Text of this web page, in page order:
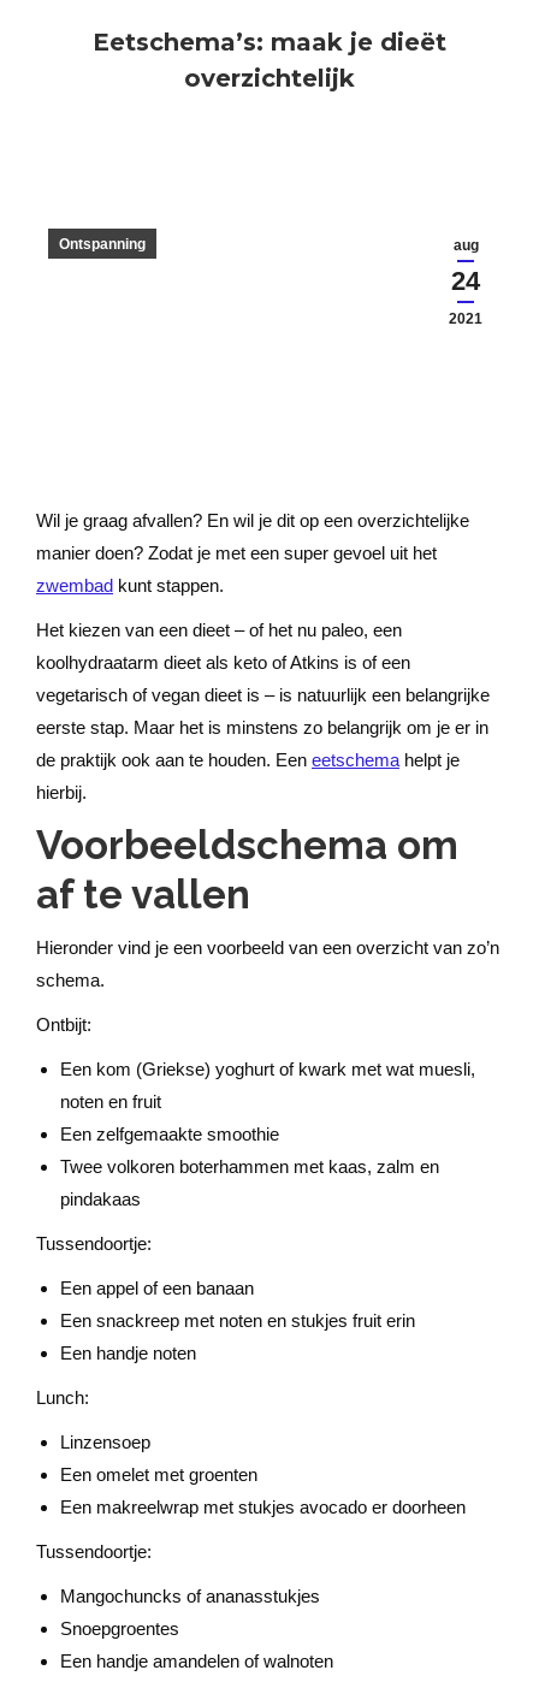
Eetschema’s: maak je dieët
overzichtelijk
aug
24
2021
Ontspanning
Wil je graag afvallen? En wil je dit op een overzichtelijke
manier doen? Zodat je met een super gevoel uit het
zwembad kunt stappen.
Het kiezen van een dieet – of het nu paleo, een
koolhydraatarm dieet als keto of Atkins is of een
vegetarisch of vegan dieet is – is natuurlijk een belangrijke
eerste stap. Maar het is minstens zo belangrijk om je er in
de praktijk ook aan te houden. Een eetschema helpt je
hierbij.
Voorbeeldschema om
af te vallen
Hieronder vind je een voorbeeld van een overzicht van zo’n
schema.
Ontbijt:
Een kom (Griekse) yoghurt of kwark met wat muesli,
noten en fruit
Een zelfgemaakte smoothie
Twee volkoren boterhammen met kaas, zalm en
pindakaas
Tussendoortje:
Een appel of een banaan
Een snackreep met noten en stukjes fruit erin
Een handje noten
Lunch:
Linzensoep
Een omelet met groenten
Een makreelwrap met stukjes avocado er doorheen
Tussendoortje:
Mangochuncks of ananasstukjes
Snoepgroentes
Een handje amandelen of walnoten